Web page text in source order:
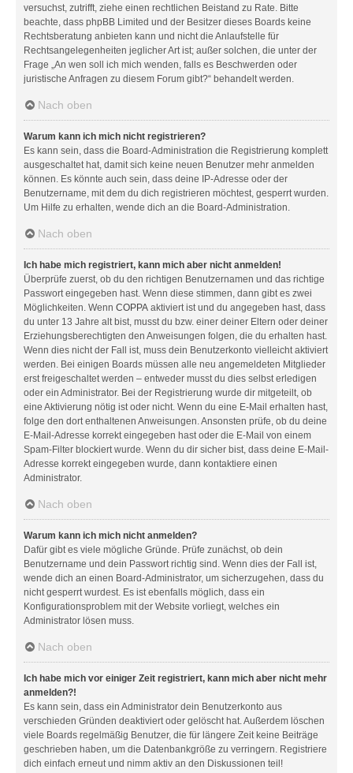
versuchst, zutrifft, ziehe einen rechtlichen Beistand zu Rate. Bitte
beachte, dass phpBB Limited und der Besitzer dieses Boards keine
Rechtsberatung anbieten kann und nicht die Anlaufstelle für
Rechtsangelegenheiten jeglicher Art ist; außer solchen, die unter der
Frage „An wen soll ich mich wenden, falls es Beschwerden oder
juristische Anfragen zu diesem Forum gibt?“ behandelt werden.
Nach oben
Warum kann ich mich nicht registrieren?
Es kann sein, dass die Board-Administration die Registrierung komplett
ausgeschaltet hat, damit sich keine neuen Benutzer mehr anmelden
können. Es könnte auch sein, dass deine IP-Adresse oder der
Benutzername, mit dem du dich registrieren möchtest, gesperrt wurden.
Um Hilfe zu erhalten, wende dich an die Board-Administration.
Nach oben
Ich habe mich registriert, kann mich aber nicht anmelden!
Überprüfe zuerst, ob du den richtigen Benutzernamen und das richtige
Passwort eingegeben hast. Wenn diese stimmen, dann gibt es zwei
Möglichkeiten. Wenn COPPA aktiviert ist und du angegeben hast, dass
du unter 13 Jahre alt bist, musst du bzw. einer deiner Eltern oder deiner
Erziehungsberechtigten den Anweisungen folgen, die du erhalten hast.
Wenn dies nicht der Fall ist, muss dein Benutzerkonto vielleicht aktiviert
werden. Bei einigen Boards müssen alle neu angemeldeten Mitglieder
erst freigeschaltet werden – entweder musst du dies selbst erledigen
oder ein Administrator. Bei der Registrierung wurde dir mitgeteilt, ob
eine Aktivierung nötig ist oder nicht. Wenn du eine E-Mail erhalten hast,
folge den dort enthaltenen Anweisungen. Ansonsten prüfe, ob du deine
E-Mail-Adresse korrekt eingegeben hast oder die E-Mail von einem
Spam-Filter blockiert wurde. Wenn du dir sicher bist, dass deine E-Mail-
Adresse korrekt eingegeben wurde, dann kontaktiere einen
Administrator.
Nach oben
Warum kann ich mich nicht anmelden?
Dafür gibt es viele mögliche Gründe. Prüfe zunächst, ob dein
Benutzername und dein Passwort richtig sind. Wenn dies der Fall ist,
wende dich an einen Board-Administrator, um sicherzugehen, dass du
nicht gesperrt wurdest. Es ist ebenfalls möglich, dass ein
Konfigurationsproblem mit der Website vorliegt, welches ein
Administrator lösen muss.
Nach oben
Ich habe mich vor einiger Zeit registriert, kann mich aber nicht mehr
anmelden?!
Es kann sein, dass ein Administrator dein Benutzerkonto aus
verschieden Gründen deaktiviert oder gelöscht hat. Außerdem löschen
viele Boards regelmäßig Benutzer, die für längere Zeit keine Beiträge
geschrieben haben, um die Datenbankgröße zu verringern. Registriere
dich einfach erneut und nimm aktiv an den Diskussionen teil!